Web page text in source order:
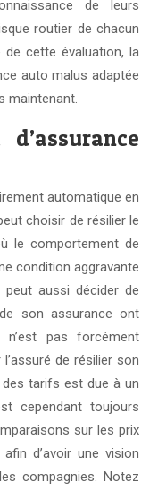
de leurs
routier de chacun
cette évaluation, la
auto malus adaptée
maintenant.
automatique en
choisir de résilier le
le comportement de
condition aggravante
peut aussi décider de
son assurance ont
n’est pas forcément
de résilier son
tarifs est due à un
cependant toujours
sur les prix
d’avoir une vision
compagnies. Notez